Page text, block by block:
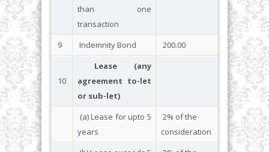
than one
transaction
9 Indemnity Bond 200.00
10
Lease (any
agreement to-let
or sub-let)
(a) Lease for upto 5
years
2% of the
consideration